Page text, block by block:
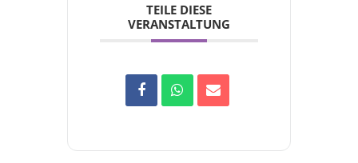
TEILE DIESE
VERANSTALTUNG